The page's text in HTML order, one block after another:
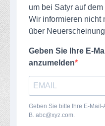
um bei Satyr auf
Wir informieren nicht
über
Geben Sie Ihre E-
anzumelden
Geben Sie bitte Ihre E-Mail-
B. abc@xyz.com.